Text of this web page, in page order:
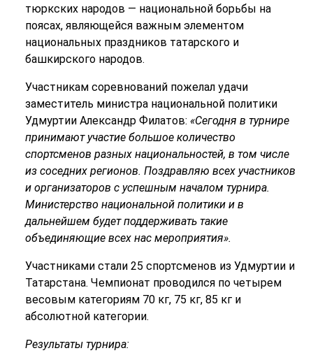
тюркских народов — национальной борьбы на
поясах, являющейся важным элементом
национальных праздников татарского и
башкирского народов.
Участникам соревнований пожелал удачи
заместитель министра национальной политики
Удмуртии Александр Филатов: «Сегодня в турнире
принимают участие большое количество
спортсменов разных национальностей, в том числе
из соседних регионов. Поздравляю всех участников
и организаторов с успешным началом турнира.
Министерство национальной политики и в
дальнейшем будет поддерживать такие
объединяющие всех нас мероприятия».
Участниками стали 25 спортсменов из Удмуртии и
Татарстана. Чемпионат проводился по четырем
весовым категориям 70 кг, 75 кг, 85 кг и
абсолютной категории.
Результаты турнира: